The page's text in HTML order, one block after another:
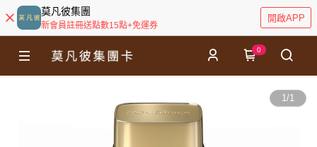
莫凡彼集團
新會員註冊送點數15點+免運券
開啟APP
0
1/1